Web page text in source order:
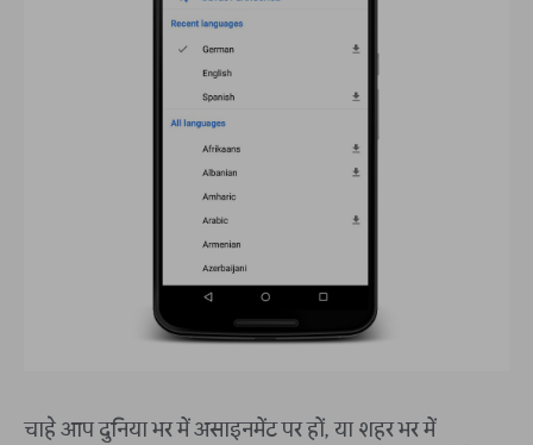
चाहे आप दुनिया भर में असाइनमेंट पर हों, या शहर भर में